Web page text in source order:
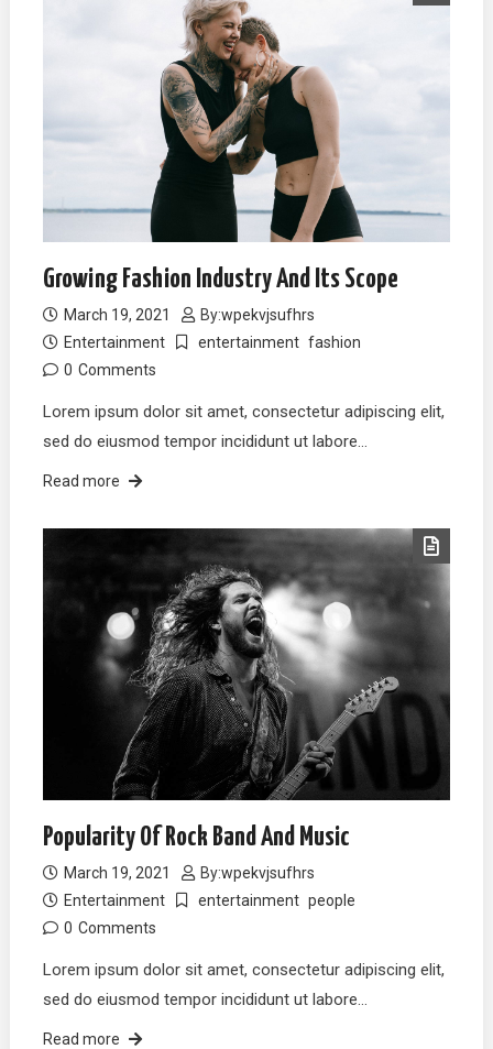
Growing Fashion Industry And Its Scope
March 19, 2021 By:wpekvjsufhrs
Entertainment
entertainment fashion
0 Comments
Lorem ipsum dolor sit amet, consectetur adipiscing elit,
sed do eiusmod tempor incididunt ut labore…
Read more
Popularity Of Rock Band And Music
March 19, 2021 By:wpekvjsufhrs
Entertainment
entertainment people
0 Comments
Lorem ipsum dolor sit amet, consectetur adipiscing elit,
sed do eiusmod tempor incididunt ut labore…
Read more